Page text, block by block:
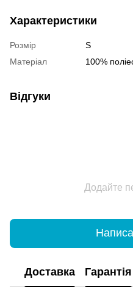
Характеристики
Розмір
S
Матеріал
100%
Відгуки
Додайте
Доставка Гарантія